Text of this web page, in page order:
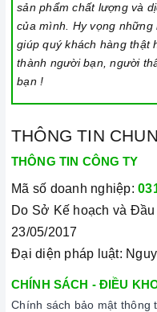
sản phẩm chất lượng và
của mình. Hy vọng
giúp quý khách hàng thật
thành người bạn, người
bạn !
THÔNG TIN
THÔNG TIN CÔNG TY
Mã số doanh nghiệp:
Do Sở Kế hoạch và
23/05/2017
Đại diện pháp luật:
CHÍNH SÁCH - ĐIỀU
Chính sách bảo mật thông